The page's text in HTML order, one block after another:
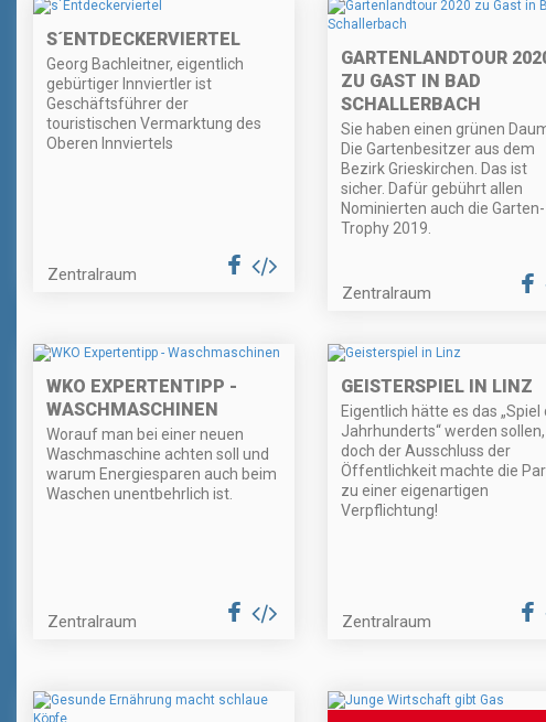
S´ENTDECKERVIERTEL
Georg Bachleitner, eigentlich
gebürtiger Innviertler ist
Geschäftsführer der
touristischen Vermarktung des
Oberen Innviertels
Zentralraum
GARTENLANDTOUR
ZU GAST IN BAD
SCHALLERBACH
Sie haben einen grünen
Die Gartenbesitzer aus dem
Bezirk Grieskirchen. Das ist
sicher. Dafür gebührt allen
Nominierten auch die Garten-
Trophy 2019.
Zentralraum
WKO EXPERTENTIPP -
WASCHMASCHINEN
Worauf man bei einer neuen
Waschmaschine achten soll und
warum Energiesparen auch beim
Waschen unentbehrlich ist.
Zentralraum
GEISTERSPIEL IN LINZ
Eigentlich hätte es das „Spiel
Jahrhunderts“ werden sollen,
doch der Ausschluss der
Öffentlichkeit machte die
zu einer eigenartigen
Verpflichtung!
Zentralraum